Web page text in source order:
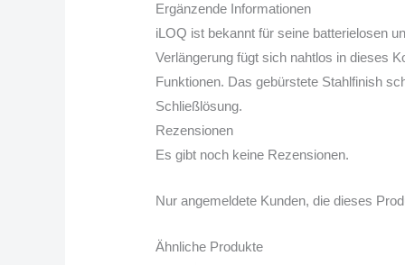
Ergänzende Informationen
iLOQ ist bekannt für seine batterielosen
Verlängerung fügt sich nahtlos in dieses
Funktionen. Das gebürstete Stahlfinish
Schließlösung.
Rezensionen
Es gibt noch keine Rezensionen.
Nur angemeldete Kunden, die dieses
Ähnliche Produkte